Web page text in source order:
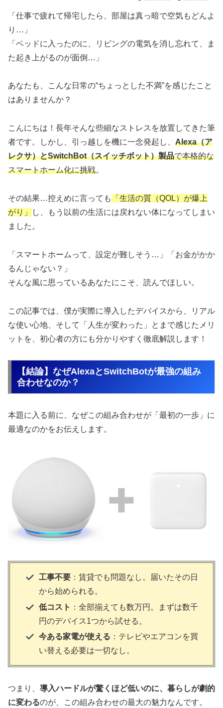
「仕事で疲れて帰宅したら、部屋は真っ暗で空気もどんよ
り…」
「ベッドに入ったのに、リビングの電気を消し忘れて、ま
た起き上がるのが面倒…」
あなたも、こんな日常の“ちょっとした不満”を感じたこと
はありませんか？
こんにちは！長年そんな些細なストレスを放置してきた筆
者です。しかし、引っ越しを機に一念発起し、 Alexa（ア
レクサ）とSwitchBot（スイッチボット）製品で本格的な
スマートホーム化に挑戦。
その結果…控えめに言っても
「生活の質（QOL）が爆上
がり」
し、もう以前の生活には戻れない体になってしまい
ました。
「スマートホームって、設定が難しそう…」「お金がかか
るんじゃない？」
そんな風に思っているあなたにこそ、読んでほしい。
この記事では、僕が実際に導入したデバイスから、リアル
な使い心地、そして「人生が変わった」とまで感じたメリ
ットを、初心者の方にも分かりやすく徹底解説します！
【結論】なぜAlexaとSwitchBotが最強の組み
合わせなのか？
本題に入る前に、なぜこの組み合わせが「最初の一歩」に
最適なのかをお伝えします。
工事不要：賃貸でも問題なし。届いたその日
から始められる。
低コスト ：全部揃えても数万円。まずは数千
円のデバイス1つから試せる。
今ある家電が使える ：テレビやエアコンを買
い替える必要は一切なし。
つまり、 導入ハードルが驚くほど低いのに、暮らしが劇的
に変わるのが、この組み合わせの最大の魅力なんです。